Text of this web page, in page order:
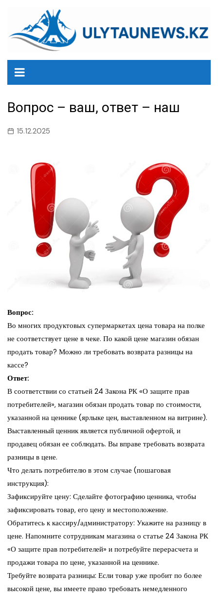
содержанию
Вопрос – ваш, ответ – наш
15.12.2025
Вопрос:
Во многих продуктовых супермаркетах цена товара на полке
не соответствует цене в чеке. По какой цене магазин обязан
продать товар? Можно ли требовать возврата разницы на
кассе?
Ответ:
В соответствии со статьей 24 Закона РК «О защите прав
потребителей», магазин обязан продать товар по стоимости,
указанной на ценнике (ярлыке цен, выставленном на витрине).
Выставленный ценник является публичной офертой, и
продавец обязан ее соблюдать. Вы вправе требовать возврата
разницы в цене.
Что делать потребителю в этом случае (пошаговая
инструкция):
Зафиксируйте цену: Сделайте фотографию ценника, чтобы
зафиксировать товар, его цену и местоположение.
Обратитесь к кассиру/администратору: Укажите на разницу в
цене. Напомните сотрудникам магазина о статье 24 Закона РК
«О защите прав потребителей» и потребуйте перерасчета и
продажи товара по цене, указанной на ценнике.
Требуйте возврата разницы: Если товар уже пробит по более
высокой цене, вы имеете право требовать немедленного